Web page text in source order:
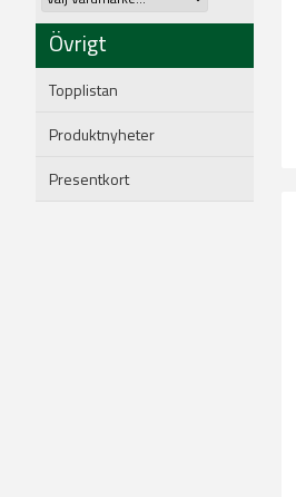
Övrigt
Topplistan
Produktnyheter
Presentkort